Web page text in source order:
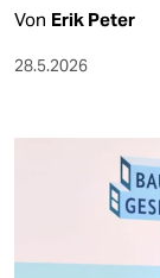
Von Erik Peter
28.5.2026